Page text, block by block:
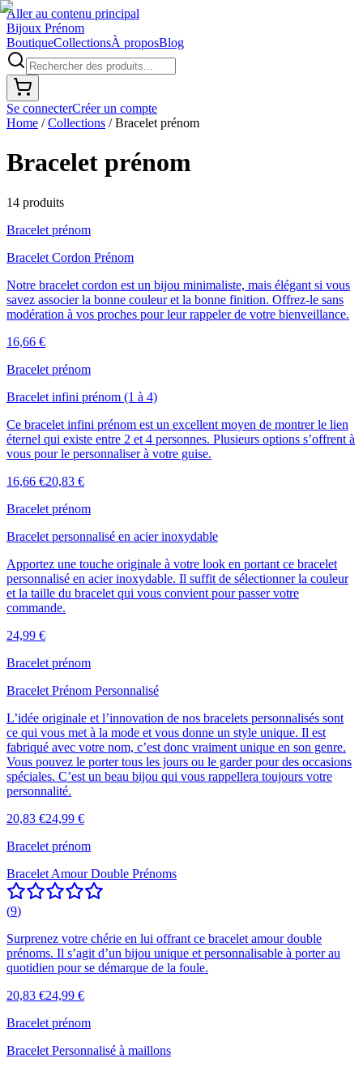
Aller au contenu principal
Bijoux Prénom
BoutiqueCollectionsÀ proposBlog
Se connecterCréer un compte
Home /Collections /Bracelet prénom
Bracelet prénom
14 produits
Bracelet prénom
Bracelet Cordon Prénom
Notre bracelet cordon est un bijou minimaliste, mais élégant si vous
savez associer la bonne couleur et la bonne finition. Offrez-le sans
modération à vos proches pour leur rappeler de votre bienveillance.
16,66 €
Bracelet prénom
Bracelet infini prénom (1 à 4)
Ce bracelet infini prénom est un excellent moyen de montrer le lien
éternel qui existe entre 2 et 4 personnes. Plusieurs options s’offrent à
vous pour le personnaliser à votre guise.
16,66 €20,83 €
Bracelet prénom
Bracelet personnalisé en acier inoxydable
Apportez une touche originale à votre look en portant ce bracelet
personnalisé en acier inoxydable. Il suffit de sélectionner la couleur
et la taille du bracelet qui vous convient pour passer votre
commande.
24,99 €
Bracelet prénom
Bracelet Prénom Personnalisé
L’idée originale et l’innovation de nos bracelets personnalisés sont
ce qui vous met à la mode et vous donne un style unique. Il est
fabriqué avec votre nom, c’est donc vraiment unique en son genre.
Vous pouvez le porter tous les jours ou le garder pour des occasions
spéciales. C’est un beau bijou qui vous rappellera toujours votre
personnalité.
20,83 €24,99 €
Bracelet prénom
Bracelet Amour Double Prénoms
(9)
Surprenez votre chérie en lui offrant ce bracelet amour double
prénoms. Il s’agit d’un bijou unique et personnalisable à porter au
quotidien pour se démarque de la foule.
20,83 €24,99 €
Bracelet prénom
Bracelet Personnalisé à maillons